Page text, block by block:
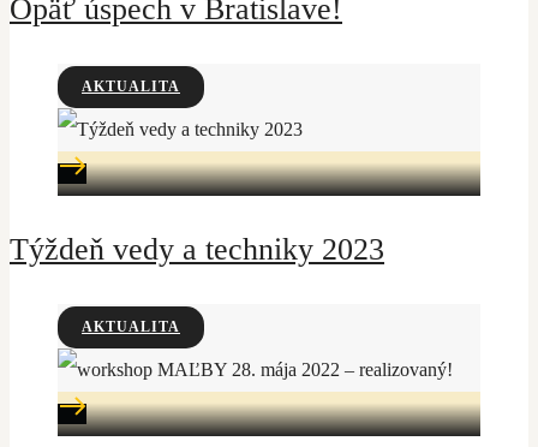
Opäť úspech v Bratislave!
AKTUALITA
Týždeň vedy a techniky 2023
AKTUALITA